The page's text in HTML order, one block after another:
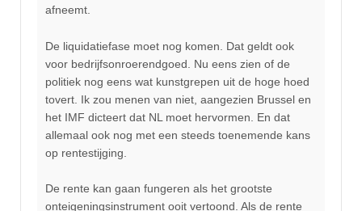
afneemt.
De liquidatiefase moet nog komen. Dat geldt ook
voor bedrijfsonroerendgoed. Nu eens zien of de
politiek nog eens wat kunstgrepen uit de hoge hoed
tovert. Ik zou menen van niet, aangezien Brussel en
het IMF dicteert dat NL moet hervormen. En dat
allemaal ook nog met een steeds toenemende kans
op rentestijging.
De rente kan gaan fungeren als het grootste
onteigeningsinstrument ooit vertoond. Als de rente